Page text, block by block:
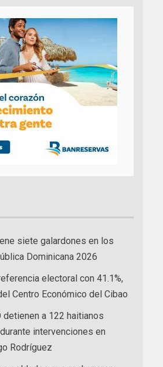
siete galardones en los
Dominicana 2026
electoral con 41.1%,
Centro Económico del Cibao
detienen a 122 haitianos
intervenciones en
Rodríguez